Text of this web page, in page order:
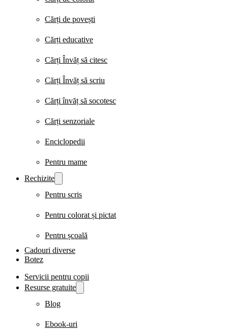
Cărți de povești
Cărți educative
Cărți Învăț să citesc
Cărți Învăț să scriu
Cărți învăț să socotesc
Cărți senzoriale
Enciclopedii
Pentru mame
Rechizite
Pentru scris
Pentru colorat și pictat
Pentru școală
Cadouri diverse
Botez
Servicii pentru copii
Resurse gratuite
Blog
Ebook-uri